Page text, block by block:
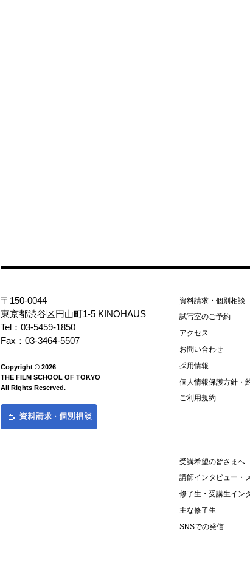
〒150-0044
東京都渋谷区円山町1-5 KINOHAUS
Tel：03-5459-1850
Fax：03-3464-5507
Copyright © 2026
THE FILM SCHOOL OF TOKYO
All Rights Reserved.
資料請求・個別相談
試写室のご予約
アクセス
お問い合わせ
採用情報
個人情報保護方針・
ご利用規約
受講希望の皆さまへ
講師インタビュー・
修了生・受講生イン
主な修了生
SNSでの発信